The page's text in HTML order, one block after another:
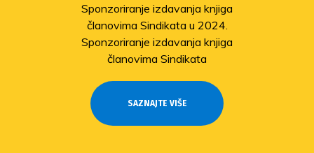
Sponzoriranje izdavanja knjiga
članovima Sindikata u 2024.
Sponzoriranje izdavanja knjiga
članovima Sindikata
SAZNAJTE VIŠE